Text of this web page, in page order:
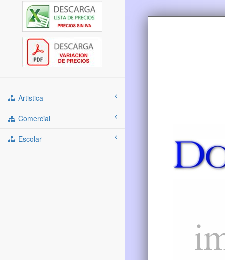
Artistica
Comercial
Escolar